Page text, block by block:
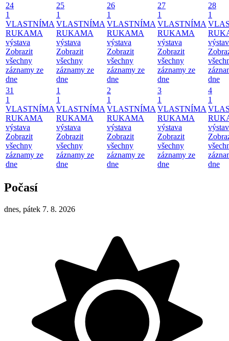
24
1
VLASTNÍMA
RUKAMA
výstava
Zobrazit
všechny
záznamy ze
dne
25
1
VLASTNÍMA
RUKAMA
výstava
Zobrazit
všechny
záznamy ze
dne
26
1
VLASTNÍMA
RUKAMA
výstava
Zobrazit
všechny
záznamy ze
dne
27
1
VLASTNÍMA
RUKAMA
výstava
Zobrazit
všechny
záznamy ze
dne
28
1
dne
31
1
VLASTNÍMA
RUKAMA
výstava
Zobrazit
všechny
záznamy ze
dne
1
1
VLASTNÍMA
RUKAMA
výstava
Zobrazit
všechny
záznamy ze
dne
2
1
VLASTNÍMA
RUKAMA
výstava
Zobrazit
všechny
záznamy ze
dne
3
1
VLASTNÍMA
RUKAMA
výstava
Zobrazit
všechny
záznamy ze
dne
4
1
dne
Počasí
dnes, pátek 7. 8. 2026